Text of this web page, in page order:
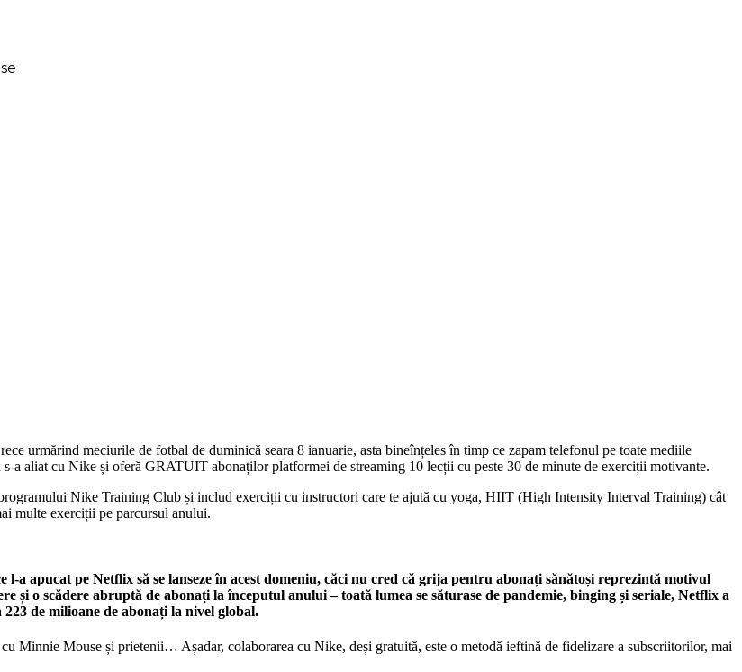
urmărind meciurile de fotbal de duminică seara 8 ianuarie, asta bineînțeles în timp ce zapam telefonul pe toate mediile
a aliat cu Nike și oferă GRATUIT abonaților platformei de streaming 10 lecții cu peste 30 de minute de exerciții motivante.
Nike Training Club și includ exerciții cu instructori care te ajută cu yoga, HIIT (High Intensity Interval Training) cât
multe exerciții pe parcursul anului.
a apucat pe Netflix să se lanseze în acest domeniu, căci nu cred că grija pentru abonați sănătoși reprezintă motivul
și o scădere abruptă de abonați la începutul anului – toată lumea se săturase de pandemie, binging și seriale, Netflix a
de milioane de abonați la nivel global.
Minnie Mouse și prietenii… Așadar, colaborarea cu Nike, deși gratuită, este o metodă ieftină de fidelizare a subscriitorilor, mai